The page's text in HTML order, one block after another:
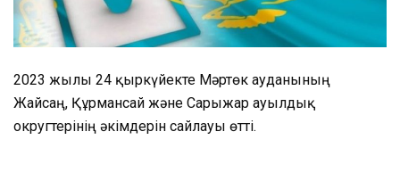
2023 жылғы 24 қыркүйекте Мәртөк ауданының
Жайсаң, Құрмансай және Сарыжар ауылдық
округтерінің әкімдерін сайлауы өтті.